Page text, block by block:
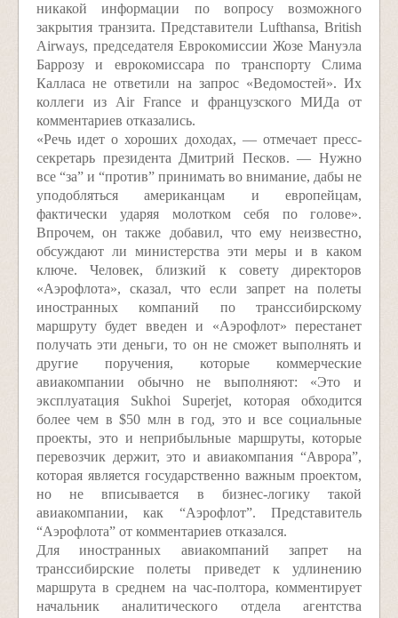
никакой информации по вопросу возможного
закрытия транзита. Представители Lufthansa, British
Airways, председателя Еврокомиссии Жозе Мануэла
Баррозу и еврокомиссара по транспорту Слима
Калласа не ответили на запрос «Ведомостей». Их
коллеги из Air France и французского МИДа от
комментариев отказались.
«Речь идет о хороших доходах, — отмечает пресс-
секретарь президента Дмитрий Песков. — Нужно
все “за” и “против” принимать во внимание, дабы не
уподобляться американцам и европейцам,
фактически ударяя молотком себя по голове».
Впрочем, он также добавил, что ему неизвестно,
обсуждают ли министерства эти меры и в каком
ключе. Человек, близкий к совету директоров
«Аэрофлота», сказал, что если запрет на полеты
иностранных компаний по транссибирскому
маршруту будет введен и «Аэрофлот» перестанет
получать эти деньги, то он не сможет выполнять и
другие поручения, которые коммерческие
авиакомпании обычно не выполняют: «Это и
эксплуатация Sukhoi Superjet, которая обходится
более чем в $50 млн в год, это и все социальные
проекты, это и неприбыльные маршруты, которые
перевозчик держит, это и авиакомпания “Аврора”,
которая является государственно важным проектом,
но не вписывается в бизнес-логику такой
авиакомпании, как “Аэрофлот”. Представитель
“Аэрофлота” от комментариев отказался.
Для иностранных авиакомпаний запрет на
транссибирские полеты приведет к удлинению
маршрута в среднем на час-полтора, комментирует
начальник аналитического отдела агентства